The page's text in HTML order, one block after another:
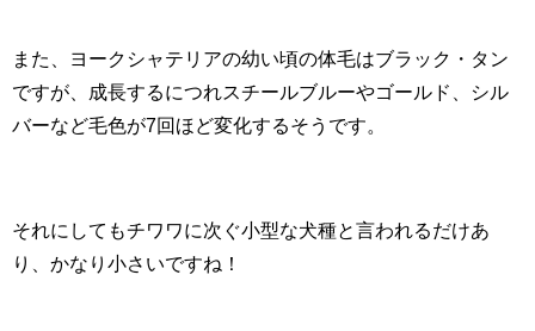
また、ヨークシャテリアの幼い頃の体毛はブラック・タン
ですが、成長するにつれスチールブルーやゴールド、シル
バーなど毛色が7回ほど変化するそうです。
それにしてもチワワに次ぐ小型な犬種と言われるだけあ
り、かなり小さいですね！